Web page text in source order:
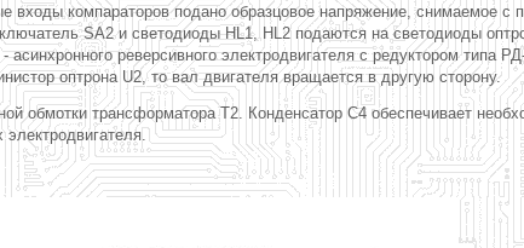
компараторов подано образцовое напряжение, снимаемое с
SA2 и светодиоды HL1, HL2 подаются на светодиоды
реверсивного электродвигателя с редуктором типа
оптрона U2, то вал двигателя вращается в другую сторону.
обмотки трансформатора Т2. Конденсатор С4 обеспечивает
электродвигателя.